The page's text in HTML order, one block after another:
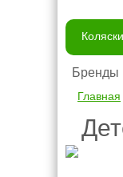
Коляски
Бренды
Главная